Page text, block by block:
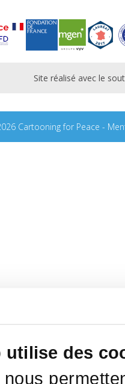
utilise des
Site réalisé avec le
Cartooning for Peace -